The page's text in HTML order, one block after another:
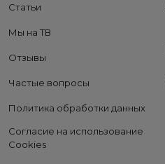
Статьи
Мы на ТВ
Отзывы
Частые вопросы
Политика обработки данных
Согласие на использование
Cookies